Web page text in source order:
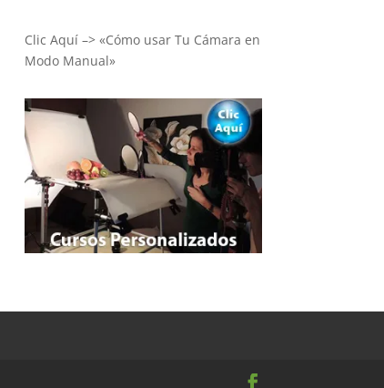
Clic Aquí –> «Cómo usar Tu Cámara en
Modo Manual»